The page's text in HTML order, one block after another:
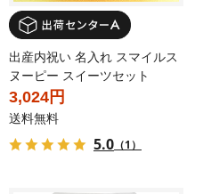
出産内祝い 名入れ スマイルス
ヌーピー スイーツセット
3,024円
送料無料
5.0 （1）